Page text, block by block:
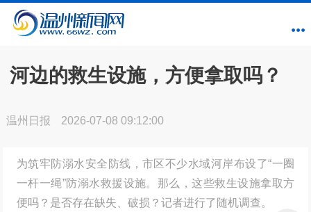
河边的救生设施，方便拿取吗？
温州日报 2026-07-08 09:12:00
为筑牢防溺水安全防线，市区不少水域河岸布设了“一圈
一杆一绳”防溺水救援设施。那么，这些救生设施拿取方
便吗？是否存在缺失、破损？记者进行了随机调查。